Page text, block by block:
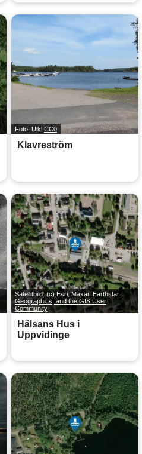
Foto: Ulkl CC0
Klavreström
Satellitbild: (c) Esri, Maxar, Earthstar
Geographics, and the GIS User
Community
Hälsans Hus i
Uppvidinge